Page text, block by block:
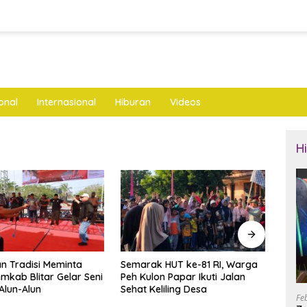
Internasional Hiburan Videos
ke-81 RI, Warga
Papar Ikuti Jalan
Desa
Kasus Tunjangan DPRD
Bergulir, Pemkab Ponorogo
Buka Opsi Evaluasi Perbup
YM
dan